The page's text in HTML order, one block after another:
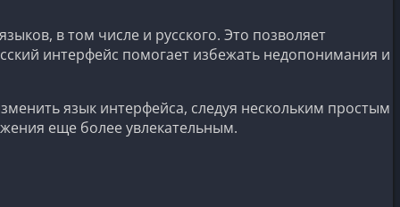
в том числе и русского. Это позволяет
интерфейс помогает избежать недопонимания и
язык интерфейса, следуя нескольким простым
еще более увлекательным.